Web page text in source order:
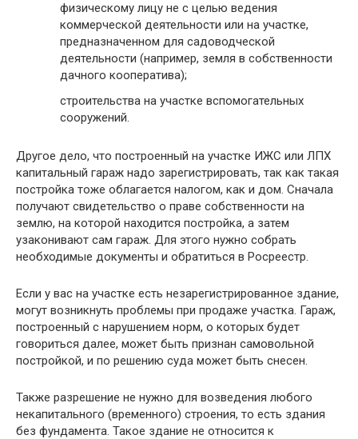
физическому лицу не с целью ведения
коммерческой деятельности или на участке,
предназначенном для садоводческой
деятельности (например, земля в собственности
дачного кооператива);
строительства на участке вспомогательных
сооружений.
Другое дело, что построенный на участке ИЖС или ЛПХ
капитальный гараж надо зарегистрировать, так как такая
постройка тоже облагается налогом, как и дом. Сначала
получают свидетельство о праве собственности на
землю, на которой находится постройка, а затем
узаконивают сам гараж. Для этого нужно собрать
необходимые документы и обратиться в Росреестр.
Если у вас на участке есть незарегистрированное здание,
могут возникнуть проблемы при продаже участка. Гараж,
построенный с нарушением норм, о которых будет
говориться далее, может быть признан самовольной
постройкой, и по решению суда может быть снесен.
Также разрешение не нужно для возведения любого
некапитального (временного) строения, то есть здания
без фундамента. Такое здание не относится к